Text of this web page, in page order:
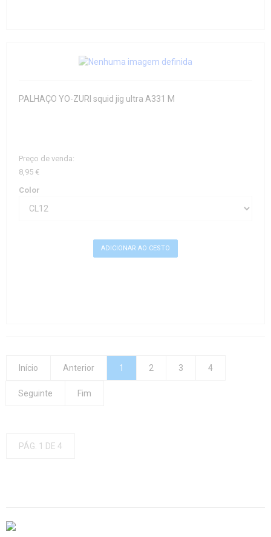
PALHAÇO YO-ZURI squid jig ultra A331 M
Preço de venda:
8,95 €
Color
Início Anterior 1 2 3 4
Seguinte Fim
PÁG. 1 DE 4